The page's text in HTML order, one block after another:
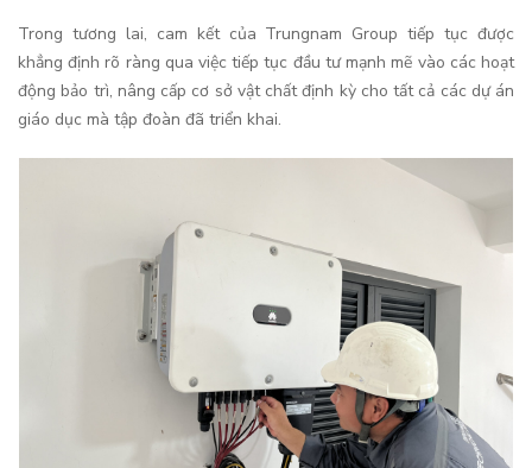
Trong tương lai, cam kết của Trungnam Group tiếp tục được
khẳng định rõ ràng qua việc tiếp tục đầu tư mạnh mẽ vào các hoạt
động bảo trì, nâng cấp cơ sở vật chất định kỳ cho tất cả các dự án
giáo dục mà tập đoàn đã triển khai.